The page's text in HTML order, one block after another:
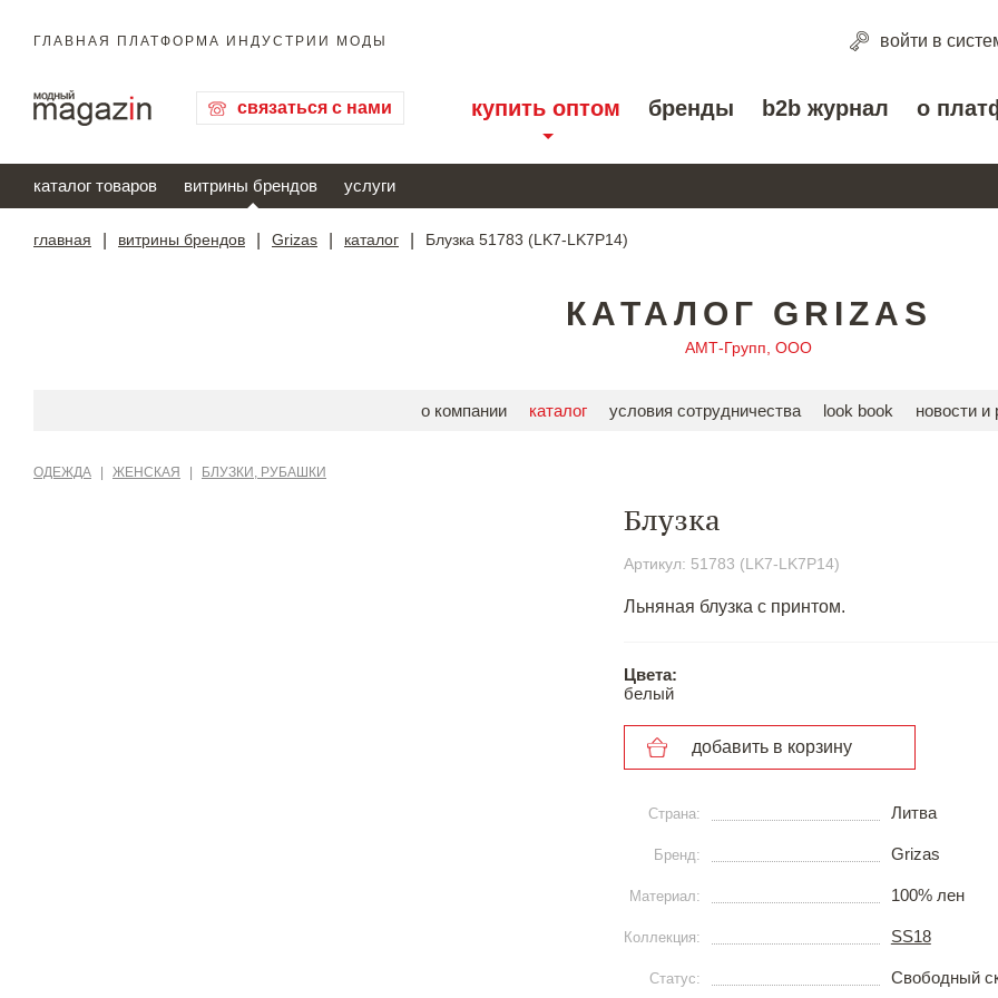
ГЛАВНАЯ ПЛАТФОРМА ИНДУСТРИИ МОДЫ войти в
связаться с нами купить оптом бренды b2b журнал о
каталог товаров витрины брендов услуги
главная витрины брендов Grizas каталог Блузка 51783 (LK7-LK7P14)
КАТАЛОГ GRIZAS
АМТ-Групп, ООО
о компании каталог условия сотрудничества look book новости и
ОДЕЖДА ЖЕНСКАЯ БЛУЗКИ, РУБАШКИ
Блузка
Артикул: 51783 (LK7-LK7P14)
Льняная блузка с принтом.
Цвета:
белый
добавить в корзину
Страна: Литва
Бренд: Grizas
Материал: 100% лен
Коллекция: SS18
Статус: Свободный